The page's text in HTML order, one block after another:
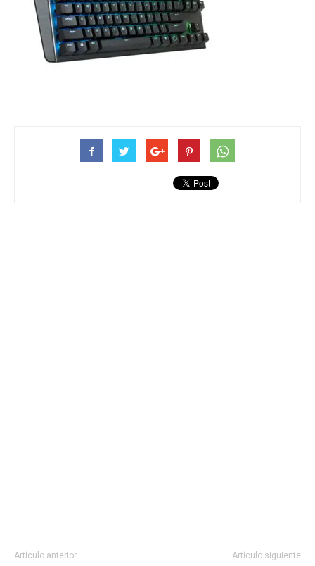
Artículo anterior Artículo siguiente